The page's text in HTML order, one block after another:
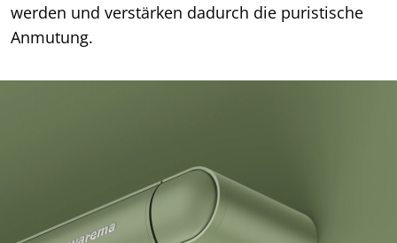
werden und verstärken dadurch die puristische
Anmutung.